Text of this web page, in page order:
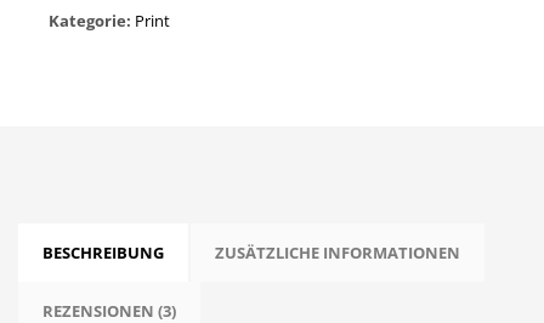
Kategorie: Print
BESCHREIBUNG ZUSÄTZLICHE INFORMATIONEN
REZENSIONEN (3)